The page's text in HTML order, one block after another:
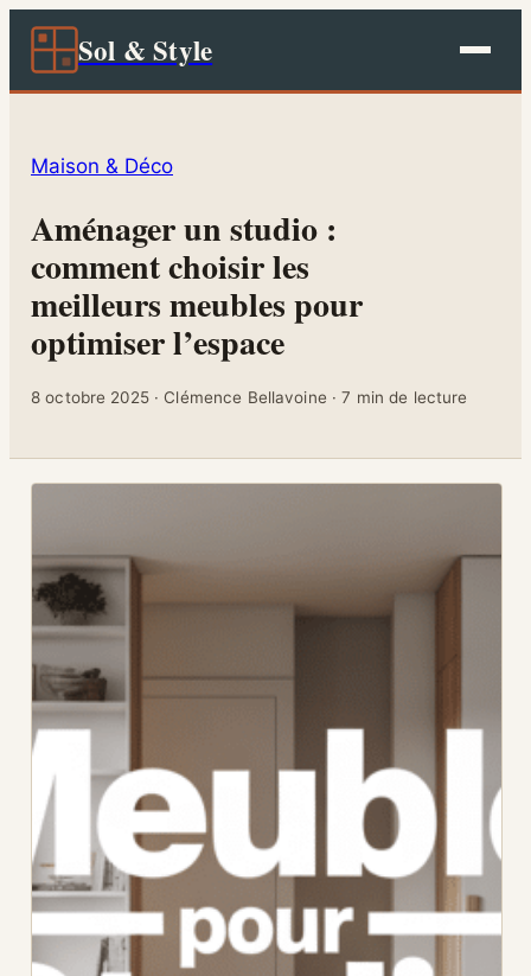
Sol & Style
Maison & Déco
Aménager un studio :
comment choisir les
meilleurs meubles pour
optimiser l’espace
8 octobre 2025 · Clémence Bellavoine · 7 min de lecture